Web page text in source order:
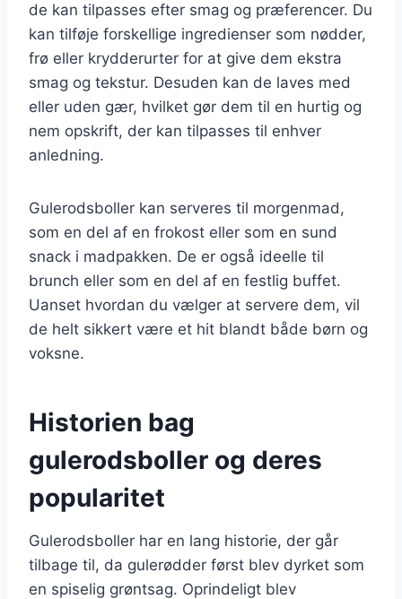
de kan tilpasses efter smag og præferencer. Du
kan tilføje forskellige ingredienser som nødder,
frø eller krydderurter for at give dem ekstra
smag og tekstur. Desuden kan de laves med
eller uden gær, hvilket gør dem til en hurtig og
nem opskrift, der kan tilpasses til enhver
anledning.
Gulerodsboller kan serveres til morgenmad,
som en del af en frokost eller som en sund
snack i madpakken. De er også ideelle til
brunch eller som en del af en festlig buffet.
Uanset hvordan du vælger at servere dem, vil
de helt sikkert være et hit blandt både børn og
voksne.
Historien bag
gulerodsboller og deres
popularitet
Gulerodsboller har en lang historie, der går
tilbage til, da gulerødder først blev dyrket som
en spiselig grøntsag. Oprindeligt blev